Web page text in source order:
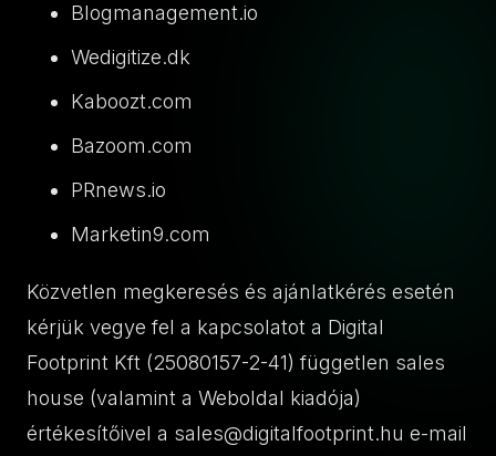
Blogmanagement.io
Wedigitize.dk
Kaboozt.com
Bazoom.com
PRnews.io
Marketin9.com
Közvetlen megkeresés és ajánlatkérés esetén
kérjük vegye fel a kapcsolatot a Digital
Footprint Kft (25080157-2-41) független sales
house (valamint a Weboldal kiadója)
értékesítőivel a sales@digitalfootprint.hu e-mail